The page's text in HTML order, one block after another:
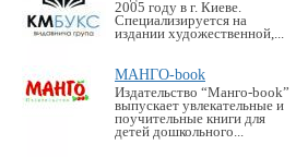
2005 году в г. Киеве.
Специализируется на
издании художественной,...
МАНГО-book
Издательство “Манго-book”
выпускает увлекательные и
поучительные книги для
детей дошкольного...